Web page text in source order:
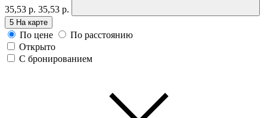
35,53 р. 35,53 р.
5 На карте
По цене
По расстоянию
Открыто
С бронированием